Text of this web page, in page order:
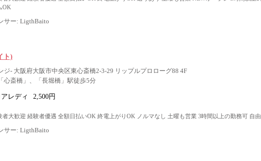
OK
サー: LigthBaito
ト)
ジ- 大阪府大阪市中央区東心斎橋2-3-29 リップルプロローグ88 4F
心斎橋」、「長堀橋」駅徒歩5分
レディ 2,500円
者大歓迎 経験者優遇 全額日払いOK 終電上がりOK ノルマなし 土曜も営業 3時間以上の勤務可 自
サー: LigthBaito